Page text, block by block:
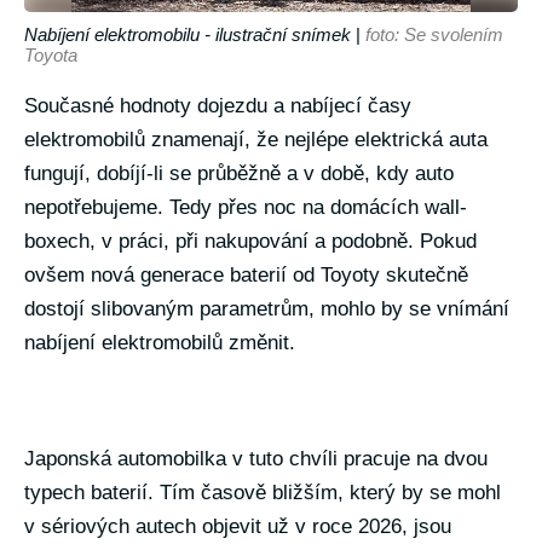
Nabíjení elektromobilu - ilustrační snímek | foto: Se svolením
Toyota
Současné hodnoty dojezdu a nabíjecí časy
elektromobilů znamenají, že nejlépe elektrická auta
fungují, dobíjí-li se průběžně a v době, kdy auto
nepotřebujeme. Tedy přes noc na domácích wall-
boxech, v práci, při nakupování a podobně. Pokud
ovšem nová generace baterií od Toyoty skutečně
dostojí slibovaným parametrům, mohlo by se vnímání
nabíjení elektromobilů změnit.
Japonská automobilka v tuto chvíli pracuje na dvou
typech baterií. Tím časově bližším, který by se mohl
v sériových autech objevit už v roce 2026, jsou